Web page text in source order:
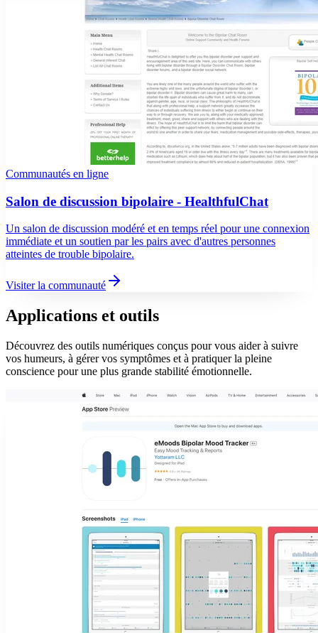
Communautés en ligne
Salon de discussion bipolaire - HealthfulChat
Un salon de discussion modéré et en temps réel pour une connexion
immédiate et un soutien par les pairs avec d'autres personnes
atteintes de trouble bipolaire.
Visiter la communauté
Applications et outils
Découvrez des outils numériques conçus pour vous aider à suivre
vos humeurs, à gérer vos symptômes et à pratiquer la pleine
conscience pour une plus grande stabilité émotionnelle.